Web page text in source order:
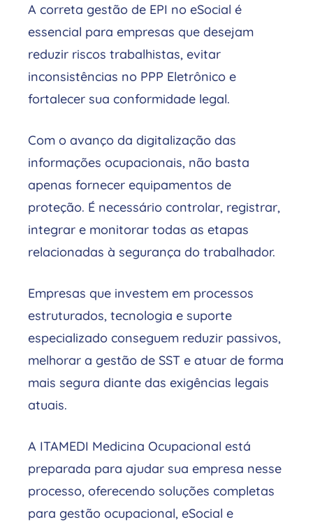
A correta gestão de EPI no eSocial é
essencial para empresas que desejam
reduzir riscos trabalhistas, evitar
inconsistências no PPP Eletrônico e
fortalecer sua conformidade legal.
Com o avanço da digitalização das
informações ocupacionais, não basta
apenas fornecer equipamentos de
proteção. É necessário controlar, registrar,
integrar e monitorar todas as etapas
relacionadas à segurança do trabalhador.
Empresas que investem em processos
estruturados, tecnologia e suporte
especializado conseguem reduzir passivos,
melhorar a gestão de SST e atuar de forma
mais segura diante das exigências legais
atuais.
A ITAMEDI Medicina Ocupacional está
preparada para ajudar sua empresa nesse
processo, oferecendo soluções completas
para gestão ocupacional, eSocial e